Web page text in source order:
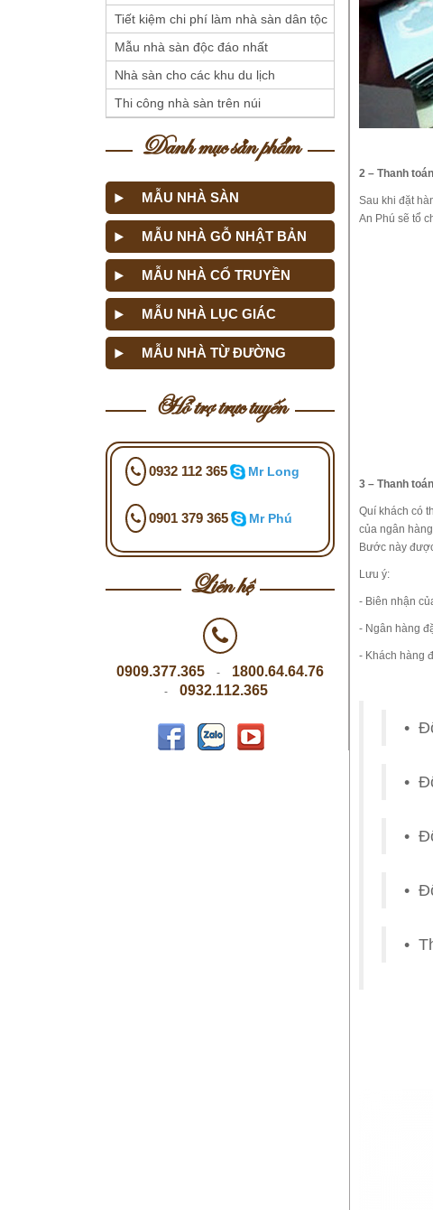
Tiết kiệm chi phí làm nhà sàn dân tộc
Mẫu nhà sàn độc đáo nhất
Nhà sàn cho các khu du lịch
Thi công nhà sàn trên núi
Danh mục sản phẩm
MẪU NHÀ SÀN
MẪU NHÀ GỖ NHẬT BẢN
MẪU NHÀ CỔ TRUYỀN
MẪU NHÀ LỤC GIÁC
MẪU NHÀ TỪ ĐƯỜNG
Hỗ trợ trực tuyến
0932 112 365 Mr Long
0901 379 365 Mr Phú
Liên hệ
0909.377.365 - 1800.64.64.76
- 0932.112.365
2 – Thanh
Sau khi đặt
An Phú sẽ tổ
3 – Thanh
Quí khách có
của ngân
Bước này
Lưu ý:
- Biên nhận
- Ngân hàng
- Khách hàng
•
•
•
•
•